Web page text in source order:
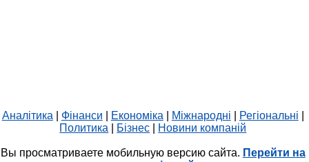
Аналітика Фінанси Економіка Міжнародні Регіональні
Политика
Бізнес Новини компаній
Вы просматриваете мобильную версию сайта. Перейти на